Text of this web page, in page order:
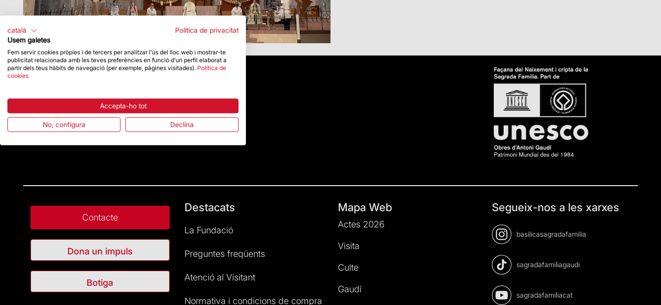
Contacte
Dona un impuls
Botiga
Destacats
La Fundació
Preguntes freqüents
Atenció al Visitant
Normativa i condicions de compra
Mapa Web
Actes 2026
Visita
Culte
Gaudí
Segueix-nos a les xarxes
basilicasagradafamilia
sagradafamiliagaudi
sagradafamiliacat
català
Política de privacitat
Usem galetes
Fem servir cookies pròpies i de tercers per analitzar l'ús del lloc web i mostrar-te
publicitat relacionada amb les teves preferències en funció d'un perfil elaborat a
partir dels teus hàbits de navegació (per exemple, pàgines visitades). Política de
cookies
Accepta-ho tot
No, configura Declina